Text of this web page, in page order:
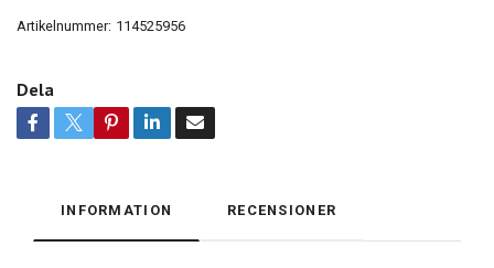
Artikelnummer: 114525956
Dela
INFORMATION RECENSIONER